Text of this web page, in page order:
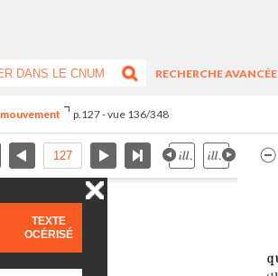
RECHERCHE AVANCÉE
p.127 - vue 136/348
TEXTE
OCÉRISÉ